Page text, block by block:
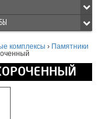
комплексы › Памятники